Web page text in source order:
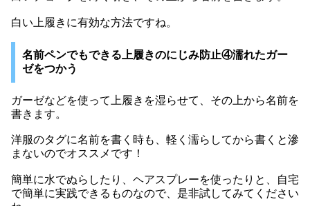
白い上履きに有効な方法ですね。
名前ペンでもできる上履きのにじみ防止④濡れたガー
ゼをつかう
ガーゼなどを使って上履きを湿らせて、その上から名前を
書きます。
洋服のタグに名前を書く時も、軽く濡らしてから書くと滲
まないのでオススメです！
簡単に水でぬらしたり、ヘアスプレーを使ったりと、自宅
で簡単に実践できるものなので、是非試してみてください